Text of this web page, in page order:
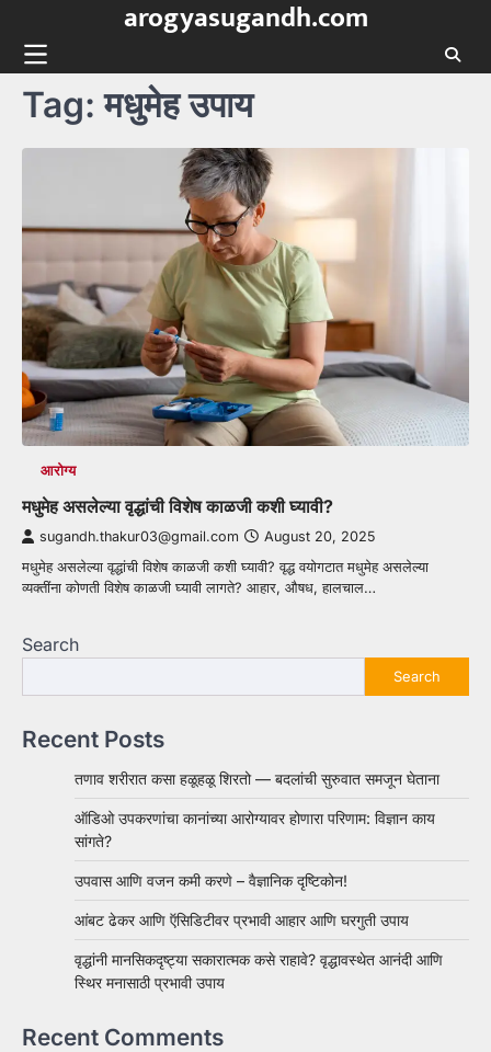
content
arogyasugandh.com
Tag:मधुमेह उपाय
आरोग्य
मधुमेह असलेल्या वृद्धांची विशेष काळजी कशी घ्यावी?
sugandh.thakur03@gmail.com August 20, 2025
मधुमेह असलेल्या वृद्धांची विशेष काळजी कशी घ्यावी? वृद्ध वयोगटात मधुमेह असलेल्या
व्यक्तींना कोणती विशेष काळजी घ्यावी लागते? आहार, औषध, हालचाल…
Search
Search
Recent Posts
तणाव शरीरात कसा हळूहळू शिरतो — बदलांची सुरुवात समजून घेताना
ऑडिओ उपकरणांचा कानांच्या आरोग्यावर होणारा परिणाम: विज्ञान काय
सांगते?
उपवास आणि वजन कमी करणे – वैज्ञानिक दृष्टिकोन!
आंबट ढेकर आणि ऍसिडिटीवर प्रभावी आहार आणि घरगुती उपाय
वृद्धांनी मानसिकदृष्ट्या सकारात्मक कसे राहावे? वृद्धावस्थेत आनंदी आणि
स्थिर मनासाठी प्रभावी उपाय
Recent Comments